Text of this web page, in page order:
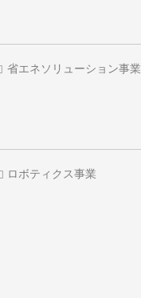
省エネソリューション事業
ロボティクス事業